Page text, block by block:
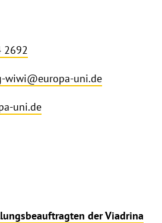
2692
wiwi@europa-uni.de
uni.de
der Viadrina